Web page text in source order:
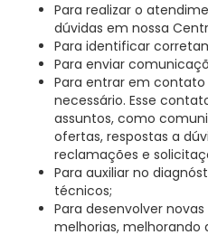
Para realizar o
dúvidas em nossa
Para identificar
Para enviar
Para entrar em
necessário. Esse
assuntos, como
ofertas, respostas a
reclamações e
Para auxiliar no
técnicos;
Para desenvolver
melhorias, melhorando